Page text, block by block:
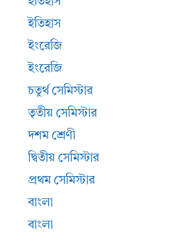
ইতিহাস
ইংরেজি
ইংরেজি
চতুর্থ সেমিস্টার
তৃতীয় সেমিস্টার
দশম শ্রেণী
দ্বিতীয় সেমিস্টার
প্রথম সেমিস্টার
বাংলা
বাংলা